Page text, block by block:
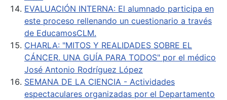
EVALUACIÓN INTERNA: El alumnado participa en
este proceso rellenando un cuestionario a través
de EducamosCLM.
CHARLA: "MITOS Y REALIDADES SOBRE EL
CÁNCER. UNA GUÍA PARA TODOS" por el médico
José Antonio Rodríguez López
SEMANA DE LA CIENCIA - Actividades
espectaculares organizadas por el Departamento